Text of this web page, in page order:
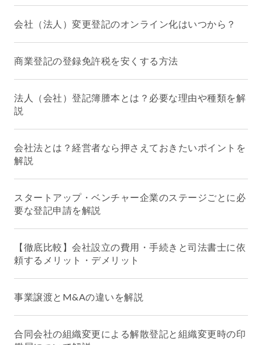
会社（法人）変更登記のオンライン化はいつから？
商業登記の登録免許税を安くする方法
法人（会社）登記簿謄本とは？必要な理由や種類を解
説
会社法とは？経営者なら押さえておきたいポイントを
解説
スタートアップ・ベンチャー企業のステージごとに必
要な登記申請を解説
【徹底比較】会社設立の費用・手続きと司法書士に依
頼するメリット・デメリット
事業譲渡とM&Aの違いを解説
合同会社の組織変更による解散登記と組織変更時の印